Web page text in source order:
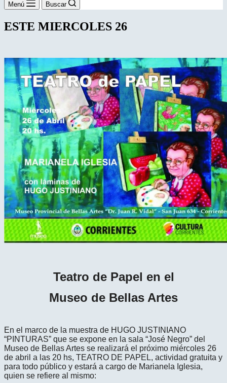
Menú Buscar
ESTE MIERCOLES 26
Teatro de Papel en el
Museo de Bellas Artes
En el marco de la muestra de HUGO JUSTINIANO
“PINTURAS” que se expone en la sala “José Negro” del
Museo de Bellas Artes se realizará el próximo miércoles 26
de abril a las 20 hs, TEATRO DE PAPEL, actividad gratuita y
para todo público y estará a cargo de Marianela Iglesia,
quien se refiere al mismo: